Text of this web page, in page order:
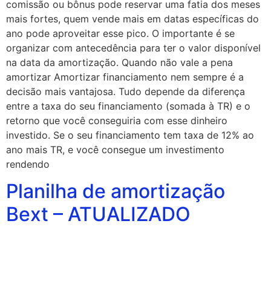
comissão ou bônus pode reservar uma fatia dos meses
mais fortes, quem vende mais em datas específicas do
ano pode aproveitar esse pico. O importante é se
organizar com antecedência para ter o valor disponível
na data da amortização. Quando não vale a pena
amortizar Amortizar financiamento nem sempre é a
decisão mais vantajosa. Tudo depende da diferença
entre a taxa do seu financiamento (somada à TR) e o
retorno que você conseguiria com esse dinheiro
investido. Se o seu financiamento tem taxa de 12% ao
ano mais TR, e você consegue um investimento
rendendo
Planilha de amortização
Bext – ATUALIZADO